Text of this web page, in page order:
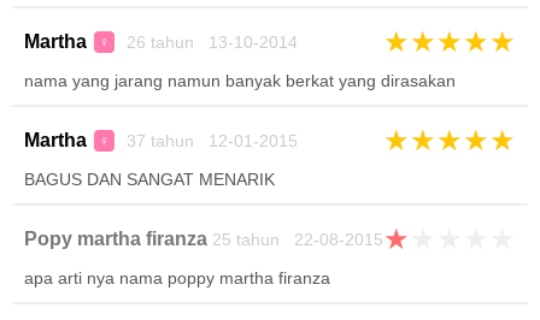
Martha ♀ 26 tahun 13-10-2014 ★★★★★
nama yang jarang namun banyak berkat yang dirasakan
Martha ♀ 37 tahun 12-01-2015 ★★★★★
BAGUS DAN SANGAT MENARIK
Popy martha firanza 25 tahun 22-08-2015★
apa arti nya nama poppy martha firanza